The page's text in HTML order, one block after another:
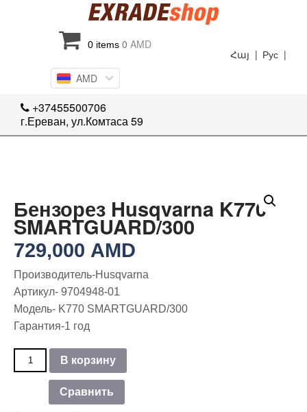
0 items 0 AMD
Рус |
Հայ |
AMD
+37455500706
г.Ереван, ул.Комтаса 59
Бензорез Husqvarna K770
SMARTGUARD/300
729,000 AMD
Производитель-Husqvarna
Артикул- 9704948-01
Модель- K770 SMARTGUARD/300
Гарантия-1 год
Количество
Бензорез
Husqvarna
В корзину
Сравнить